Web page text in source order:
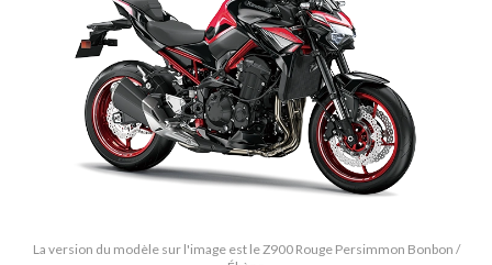
La version du modèle sur l'image est le Z900 Rouge Persimmon Bonbon /